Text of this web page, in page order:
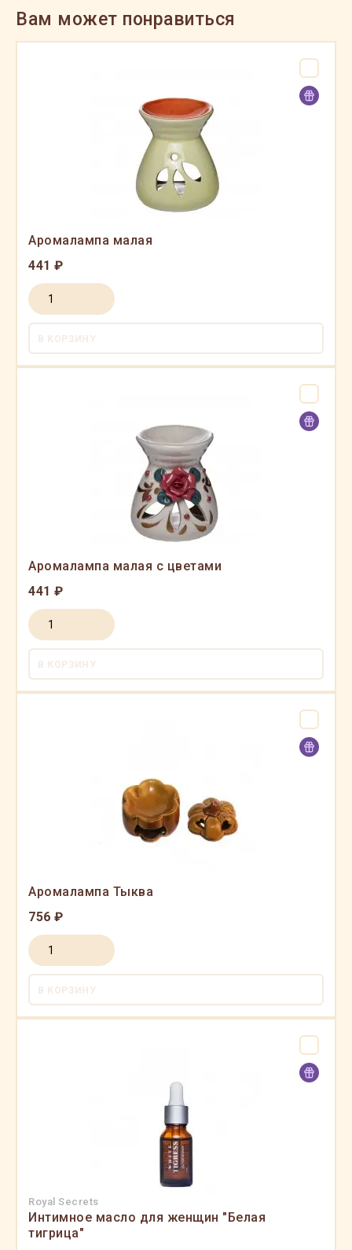
Вам может понравиться
Аромалампа малая
441 ₽
В КОРЗИНУ
Аромалампа малая с цветами
441 ₽
В КОРЗИНУ
Аромалампа Тыква
756 ₽
В КОРЗИНУ
Royal Secrets
Интимное масло для женщин "Белая
тигрица"